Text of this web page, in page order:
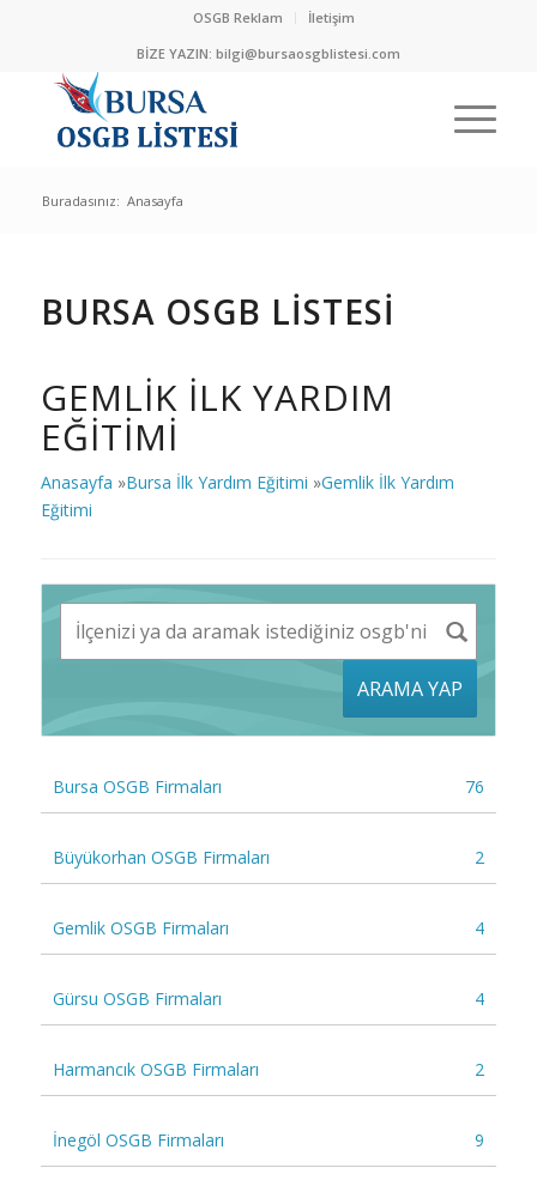
OSGB Reklam
İletişim
BİZE YAZIN: bilgi@bursaosgblistesi.com
Buradasınız: Anasayfa
BURSA OSGB LİSTESİ
GEMLIK İLK YARDIM
EĞITIMI
Anasayfa »Bursa İlk Yardım Eğitimi »Gemlik İlk Yardım
Eğitimi
ARAMA YAP
Bursa OSGB Firmaları 76
Büyükorhan OSGB Firmaları 2
Gemlik OSGB Firmaları 4
Gürsu OSGB Firmaları 4
Harmancık OSGB Firmaları 2
İnegöl OSGB Firmaları 9